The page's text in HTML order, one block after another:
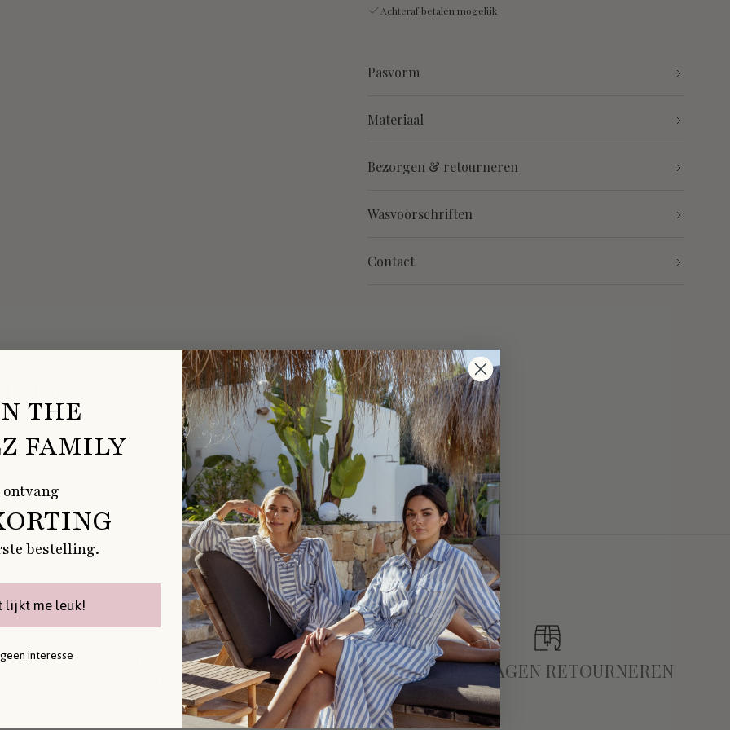
Achteraf betalen mogelijk
Pasvorm
Materiaal
Bezorgen & retourneren
Wasvoorschriften
Contact
LEVERING BINNEN 1-2
WERKDAGEN
TOT 14 DAGEN RETOURNEREN
THE
FAMILY
ontvang
bestelling.
lijkt me leuk!
interesse